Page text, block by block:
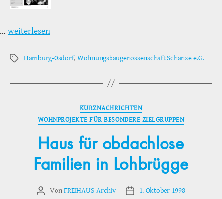
… weiterlesen
Schlagwörter
Hamburg-Osdorf, Wohnungsbaugenossenschaft Schanze e.G.
Kategorien
KURZNACHRICHTEN
WOHNPROJEKTE FÜR BESONDERE ZIELGRUPPEN
Haus für obdachlose
Familien in Lohbrügge
Beitragsautor
VonFREIHAUS-Archiv Veröffentlichungsdatum
1. Oktober 1998